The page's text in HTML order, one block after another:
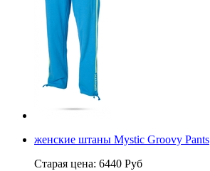
женские штаны Mystic Groovy Pants
Старая цена: 6440 Руб